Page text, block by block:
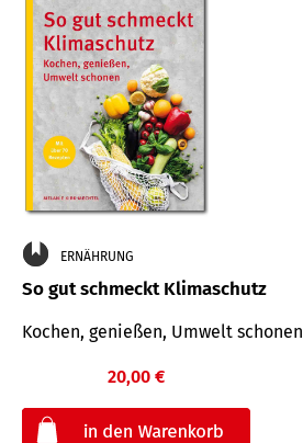
ERNÄHRUNG
So gut schmeckt Klimaschutz
Kochen, genießen, Umwelt schonen
20,00 €